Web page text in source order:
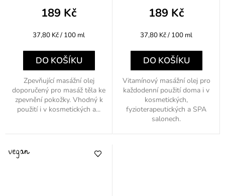
189 Kč
Měrná
37,80 Kč / 100 ml
DO KOŠÍKU
Zpevňující masážní olej
doporučený pro masáž těla ke
zpevnění pokožky. Vhodný k
použití i v kosmetických a...
189 Kč
Měrná
37,80 Kč / 100 ml
DO KOŠÍKU
Vitamínový masážní olej pro
každodenní použití doma i v
kosmetických,
fyzioterapeutických a SPA
salonech.